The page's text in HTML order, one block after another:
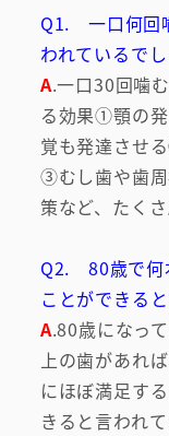
Q1. 一口何回
われているで
A.一口30回噛
る効果①顎の
覚も発達させ
③むし歯や歯
策など、たく
Q2. 80歳で何
ことができる
A.80歳になっ
上の歯があれ
にほぼ満足す
きると言われて